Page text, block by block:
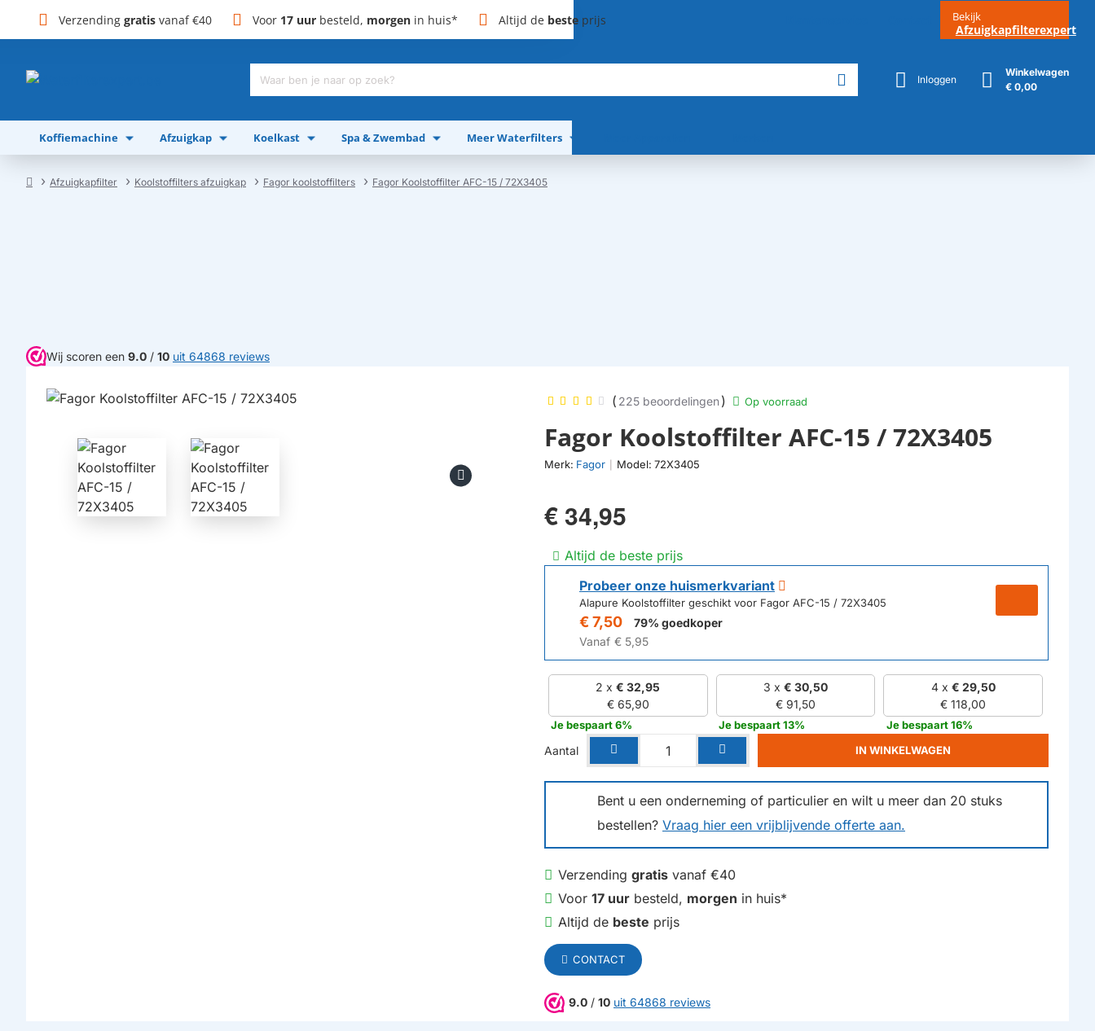
Verzending gratis vanaf €40 Voor 17 uur besteld, morgen in huis* Altijd de beste prijs Bekijk
Afzuigkapfilterexpert
Waar
je
naar
op
Inloggen
Winkelwagen
€ 0,00
Koffiemachine Afzuigkap Koelkast Spa & Zwembad Meer Waterfilters
Afzuigkapfilter Koolstoffilters afzuigkap Fagor koolstoffilters Fagor Koolstoffilter AFC-15 / 72X3405
Wij scoren een 9.0 / 10 uit 64868 reviews
Fagor Koolstoffilter AFC-15 / 72X3405
Merk: Fagor Model: 72X3405
( 225 beoordelingen) Op voorraad
€ 34,95
Altijd de beste prijs
Probeer onze huismerkvariant
Alapure Koolstoffilter geschikt voor Fagor AFC-15 / 72X3405
€ 7,50
79% goedkoper
Vanaf € 5,95
2 x€ 32,95
€ 65,90
Je bespaart 6%
3 x € 30,50
€ 91,50
Je bespaart 13%
4 x € 29,50
€ 118,00
Je bespaart 16%
Bent u een onderneming of particulier en wilt u meer dan 20 stuks
bestellen? Vraag hier een vrijblijvende offerte aan.
Aantal IN WINKELWAGEN
Verzending gratis vanaf €40
Voor 17 uur besteld, morgen in huis*
Altijd de beste prijs
CONTACT
9.0 / 10 uit 64868 reviews